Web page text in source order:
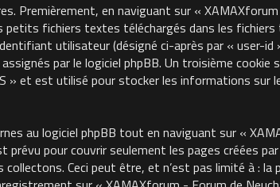
Premièrement, en naviguant sur «
petits fichiers textes téléchargés dans les
utilisateur (désigné ci-après par « user-
par le logiciel phpBB. Un troisième cookie
» et est utilisé pour stocker les informations sur
au logiciel phpBB tout en naviguant sur «
pour couvrir seulement les pages créées
Ceci peut être, et n’est pas limité à :